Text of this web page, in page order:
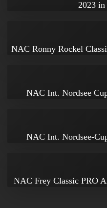
2023 in
NAC Ronny Rockel
NAC Int. Nordsee
NAC Int. Nordsee-
NAC Frey Classic PRO